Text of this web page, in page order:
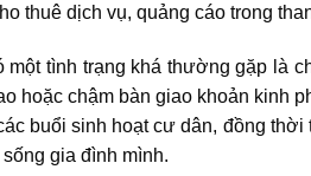
thuê dịch vụ, quảng cáo trong
một tình trạng khá thường gặp là
hoặc chậm bàn giao khoản kinh
buổi sinh hoạt cư dân, đồng
gia đình mình.